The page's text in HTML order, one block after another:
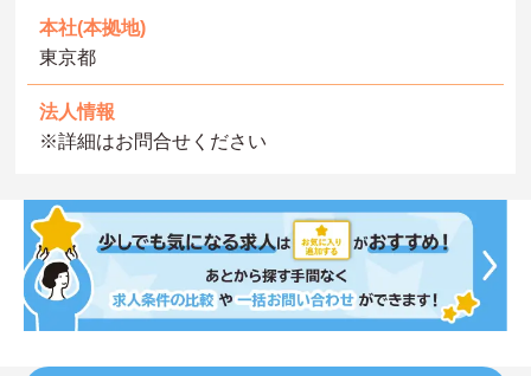
本社(本拠地)
東京都
法人情報
※詳細はお問合せください